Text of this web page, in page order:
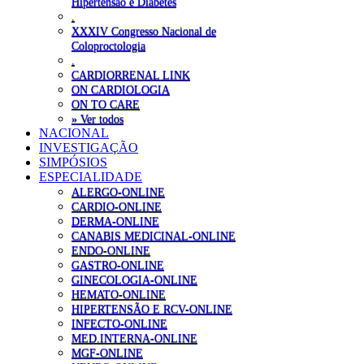
XXXIV Congresso Nacional de
Coloproctologia
CARDIORRENAL LINK
ON CARDIOLOGIA
ON TO CARE
» Ver todos
NACIONAL
INVESTIGAÇÃO
SIMPÓSIOS
ESPECIALIDADE
ALERGO-ONLINE
CARDIO-ONLINE
DERMA-ONLINE
CANABIS MEDICINAL-ONLINE
ENDO-ONLINE
GASTRO-ONLINE
GINECOLOGIA-ONLINE
HEMATO-ONLINE
HIPERTENSÃO E RCV-ONLINE
INFECTO-ONLINE
MED.INTERNA-ONLINE
MGF-ONLINE